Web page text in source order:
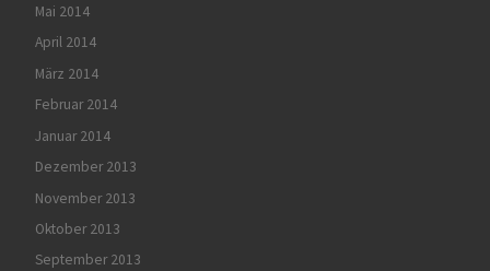
Mai 2014
April 2014
März 2014
Februar 2014
Januar 2014
Dezember 2013
November 2013
Oktober 2013
September 2013